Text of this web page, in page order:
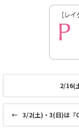
2/16(
← 3/2(土)・3(日)は『